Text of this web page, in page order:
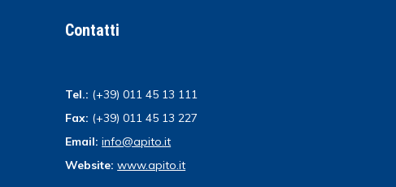
Contatti
Tel.: (+39) 011 45 13 111
Fax: (+39) 011 45 13 227
Email: info@apito.it
Website: www.apito.it